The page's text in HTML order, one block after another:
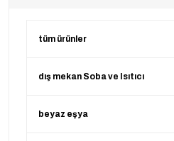
tüm ürünler
dış mekan Soba ve Isıtıcı
beyaz eşya